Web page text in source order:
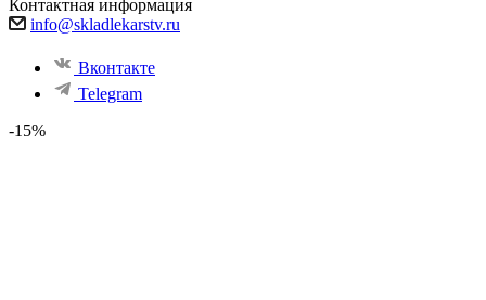
Контактная информация
info@skladlekarstv.ru
Вконтакте
Telegram
-15%